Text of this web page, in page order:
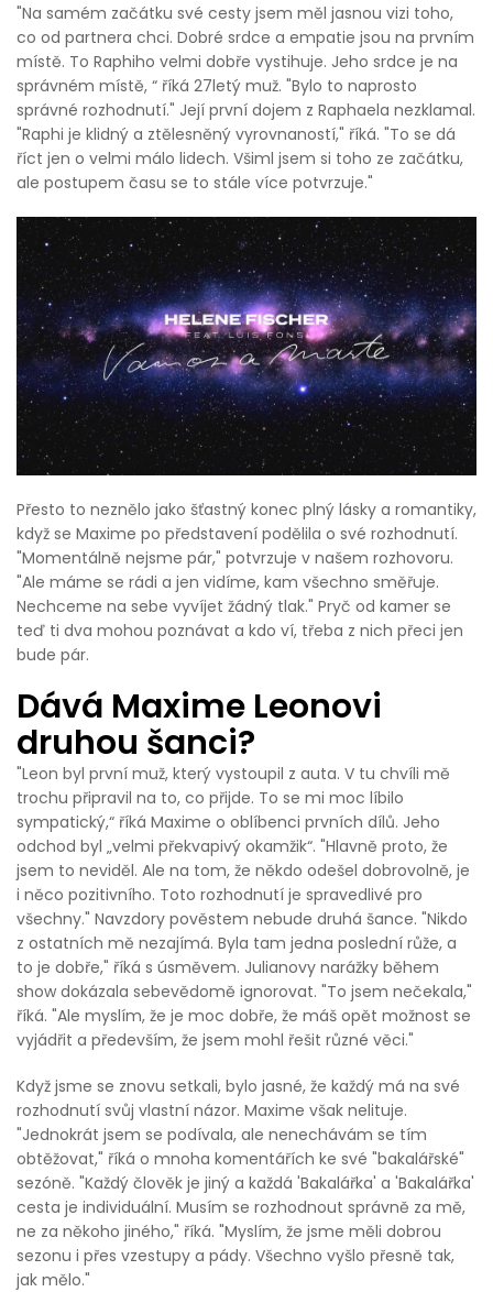
"Na samém začátku své cesty jsem měl jasnou vizi toho,
co od partnera chci. Dobré srdce a empatie jsou na prvním
místě. To Raphiho velmi dobře vystihuje. Jeho srdce je na
správném místě, “ říká 27letý muž. "Bylo to naprosto
správné rozhodnutí." Její první dojem z Raphaela nezklamal.
"Raphi je klidný a ztělesněný vyrovnaností," říká. "To se dá
říct jen o velmi málo lidech. Všiml jsem si toho ze začátku,
ale postupem času se to stále více potvrzuje."
Přesto to neznělo jako šťastný konec plný lásky a romantiky,
když se Maxime po představení podělila o své rozhodnutí.
"Momentálně nejsme pár," potvrzuje v našem rozhovoru.
"Ale máme se rádi a jen vidíme, kam všechno směřuje.
Nechceme na sebe vyvíjet žádný tlak." Pryč od kamer se
teď ti dva mohou poznávat a kdo ví, třeba z nich přeci jen
bude pár.
Dává Maxime Leonovi
druhou šanci?
"Leon byl první muž, který vystoupil z auta. V tu chvíli mě
trochu připravil na to, co přijde. To se mi moc líbilo
sympatický,“ říká Maxime o oblíbenci prvních dílů. Jeho
odchod byl „velmi překvapivý okamžik“. "Hlavně proto, že
jsem to neviděl. Ale na tom, že někdo odešel dobrovolně, je
i něco pozitivního. Toto rozhodnutí je spravedlivé pro
všechny." Navzdory pověstem nebude druhá šance. "Nikdo
z ostatních mě nezajímá. Byla tam jedna poslední růže, a
to je dobře," říká s úsměvem. Julianovy narážky během
show dokázala sebevědomě ignorovat. "To jsem nečekala,"
říká. "Ale myslím, že je moc dobře, že máš opět možnost se
vyjádřit a především, že jsem mohl řešit různé věci."
Když jsme se znovu setkali, bylo jasné, že každý má na své
rozhodnutí svůj vlastní názor. Maxime však nelituje.
"Jednokrát jsem se podívala, ale nenechávám se tím
obtěžovat," říká o mnoha komentářích ke své "bakalářské"
sezóně. "Každý člověk je jiný a každá 'Bakalářka' a 'Bakalářka'
cesta je individuální. Musím se rozhodnout správně za mě,
ne za někoho jiného," říká. "Myslím, že jsme měli dobrou
sezonu i přes vzestupy a pády. Všechno vyšlo přesně tak,
jak mělo."